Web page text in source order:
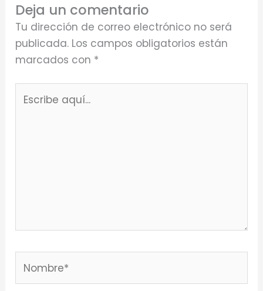
Deja un comentario
Tu dirección de correo electrónico no será
publicada. Los campos obligatorios están
marcados con *
aquí...